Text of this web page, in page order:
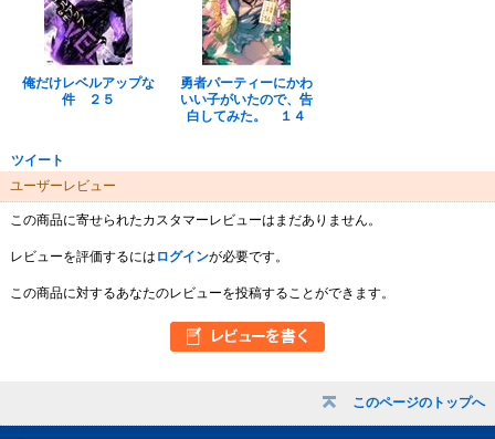
このページのトップへ
俺だけレベルアップな
件 ２５
勇者パーティーにかわ
いい子がいたので、告
白してみた。 １４
ツイート
ユーザーレビュー
この商品に寄せられたカスタマーレビューはまだありません。
レビューを評価するには ログインが必要です。
この商品に対するあなたのレビューを投稿することができます。